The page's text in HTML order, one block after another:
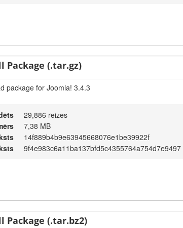
Package (.tar.gz)
package for Joomla! 3.4.3
29,886 reizes
7,38 MB
14f889b4b9e63945668076e1be39922f
9f4e983c6a11ba137bfd5c4355764a754d7e9497
Package (.tar.bz2)